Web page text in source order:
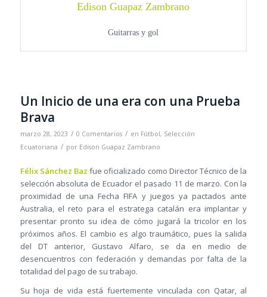
Edison Guapaz Zambrano
Guitarras y gol
Un Inicio de una era con una Prueba
Brava
marzo 28, 2023 / 0 Comentarios / en Fútbol, Selección
Ecuatoriana / por Edison Guapaz Zambrano
Félix Sánchez Baz fue oficializado como Director Técnico de la
selección absoluta de Ecuador el pasado 11 de marzo. Con la
proximidad de una Fecha FIFA y juegos ya pactados ante
Australia, el reto para el estratega catalán era implantar y
presentar pronto su idea de cómo jugará la tricolor en los
próximos años. El cambio es algo traumático, pues la salida
del DT anterior, Gustavo Alfaro, se da en medio de
desencuentros con federación y demandas por falta de la
totalidad del pago de su trabajo.
Su hoja de vida está fuertemente vinculada con Qatar, al